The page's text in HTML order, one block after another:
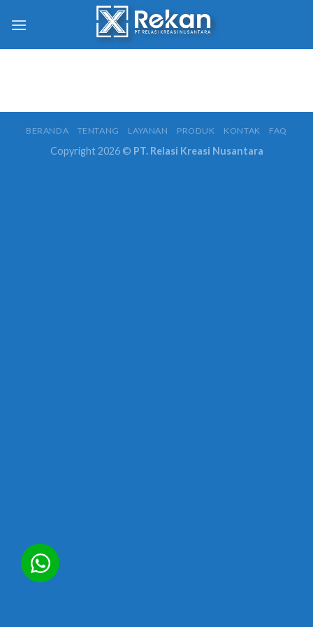
BERANDA TENTANG LAYANAN PRODUK KONTAK FAQ
Copyright 2026 © PT. Relasi Kreasi Nusantara